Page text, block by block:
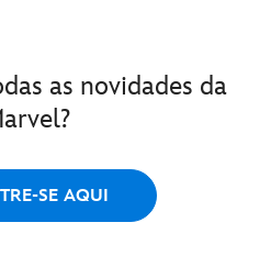
as novidades da
SE AQUI